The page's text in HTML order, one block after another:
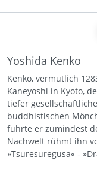
Yoshida Kenko
Kenko, vermutlich
Kaneyoshi in Kyoto,
tiefer
buddhistischen
führte er zumindest
Nachwelt rühmt ihn
»Tsuresuregusa« -